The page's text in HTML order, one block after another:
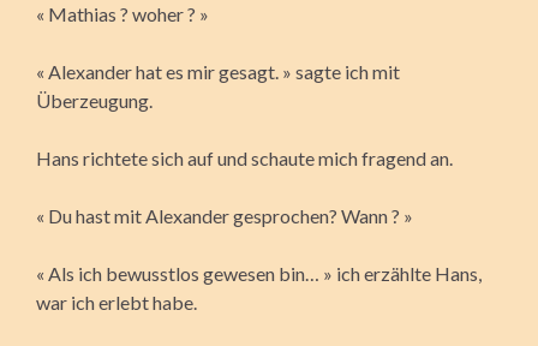
« Mathias ? woher ? »
« Alexander hat es mir gesagt. » sagte ich mit
Überzeugung.
Hans richtete sich auf und schaute mich fragend an.
« Du hast mit Alexander gesprochen? Wann ? »
« Als ich bewusstlos gewesen bin… » ich erzählte Hans,
war ich erlebt habe.